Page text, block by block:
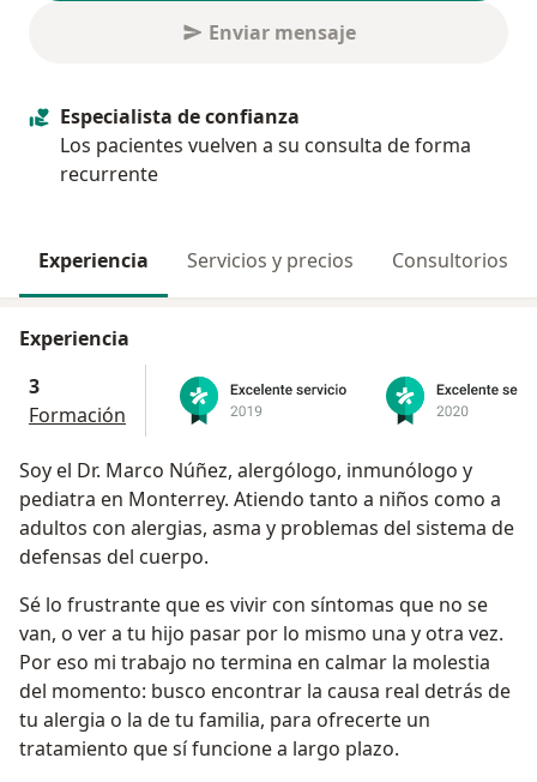
Enviar mensaje
Especialista de confianza
Los pacientes vuelven a su consulta de forma
recurrente
Experiencia Servicios y precios Consultorios
Experiencia
3
Formación
Soy el Dr. Marco Núñez, alergólogo, inmunólogo y
pediatra en Monterrey. Atiendo tanto a niños como a
adultos con alergias, asma y problemas del sistema de
defensas del cuerpo.
Sé lo frustrante que es vivir con síntomas que no se
van, o ver a tu hijo pasar por lo mismo una y otra vez.
Por eso mi trabajo no termina en calmar la molestia
del momento: busco encontrar la causa real detrás de
tu alergia o la de tu familia, para ofrecerte un
tratamiento que sí funcione a largo plazo.